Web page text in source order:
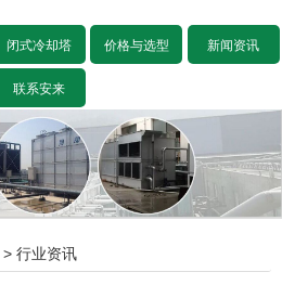
闭式冷却塔 价格与选型 新闻资讯
联系安来
行业资讯